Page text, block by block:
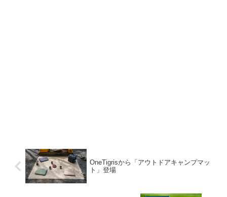
OneTigrisから「アウトドアキャンプマッ
ト」登場